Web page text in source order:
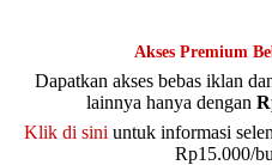
Akses Premium
Dapatkan akses bebas iklan
lainnya hanya dengan
Klik di sini untuk informasi
Rp15.000/